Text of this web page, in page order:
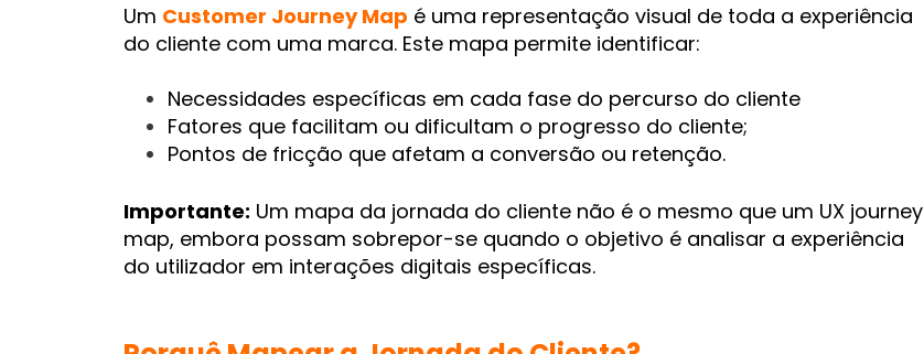
Um Customer Journey Map é uma representação visual de toda a experiência
do cliente com uma marca. Este mapa permite identificar:
Necessidades específicas em cada fase do percurso do cliente
Fatores que facilitam ou dificultam o progresso do cliente;
Pontos de fricção que afetam a conversão ou retenção.
Importante: Um mapa da jornada do cliente não é o mesmo que um UX journey
map, embora possam sobrepor-se quando o objetivo é analisar a experiência
do utilizador em interações digitais específicas.